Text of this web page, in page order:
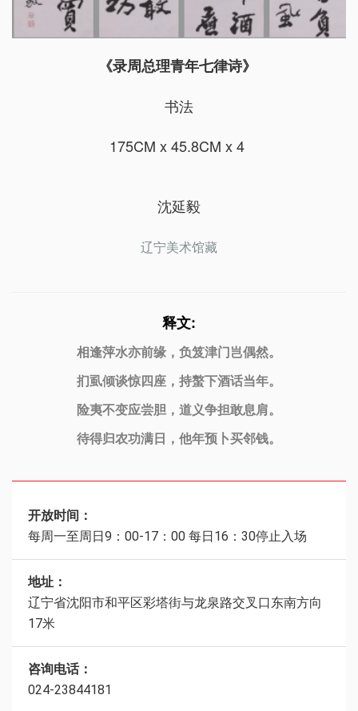
《录周总理青年七律诗》
书法
175CM x 45.8CM x 4
沈延毅
辽宁美术馆藏
释文:
相逢萍水亦前缘，负笈津门岂偶然。
扪虱倾谈惊四座，持螯下酒话当年。
险夷不变应尝胆，道义争担敢息肩。
待得归农功满日，他年预卜买邻钱。
开放时间：
每周一至周日9：00-17：00 每日16：30停止入场
地址：
辽宁省沈阳市和平区彩塔街与龙泉路交叉口东南方向
17米
咨询电话：
024-23844181